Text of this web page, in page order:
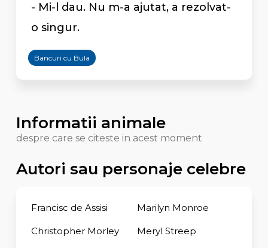
- Mi-l dau. Nu m-a ajutat, a rezolvat-
o singur.
Bancuri cu Bula
Informatii animale
despre care se citeste in acest moment
Autori sau personaje celebre
Francisc de Assisi Marilyn Monroe
Christopher Morley Meryl Streep